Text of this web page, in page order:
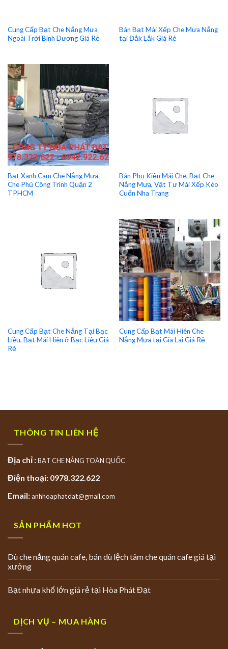
Cung Cấp Bạt Che Nắng Mưa
Ngoài Trời Bình Dương Giá Rẻ
Bán Bạt Mái Xếp Che Mưa Nắng
tại Đắk Lắk Giá Rẻ
Bạt Xanh Cam Che Nắng Mưa
Che Phủ Công Trình Quận 2
TPHCM
Bán Phụ Kiện Mái Che, Bạt Che
Nắng Mưa, Vật Tư Mái Xếp Kéo
Cuốn Nha Trang
Cung Cấp Bạt Che Nắng Tại Bạc
Liêu, Bạt Mái Hiên ở Bạc Liêu Giá
Rẻ
Cung Cấp Bạt Mái Hiên Che
Nắng Mưa tại Gia Lai Giá Rẻ
THÔNG TIN LIÊN HỆ
Địa chỉ :BẠT CHE NẮNG TOÀN QUỐC
Điện thoại: 0978.322.622
Email:anhhoaphatdat@gmail.com
SẢN PHẨM HOT
Dù che nắng quán cafe, bán dù lệch tâm che quán cafe giá tại
xưởng
Bạt nhựa khổ lớn giá rẻ tại Hòa Phát Đạt
DỊCH VỤ – MUA HÀNG